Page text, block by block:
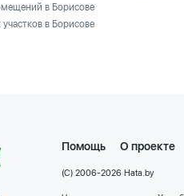
в Борисове
в Борисове
Помощь О проекте
(C) 2006-2026 Hata.by